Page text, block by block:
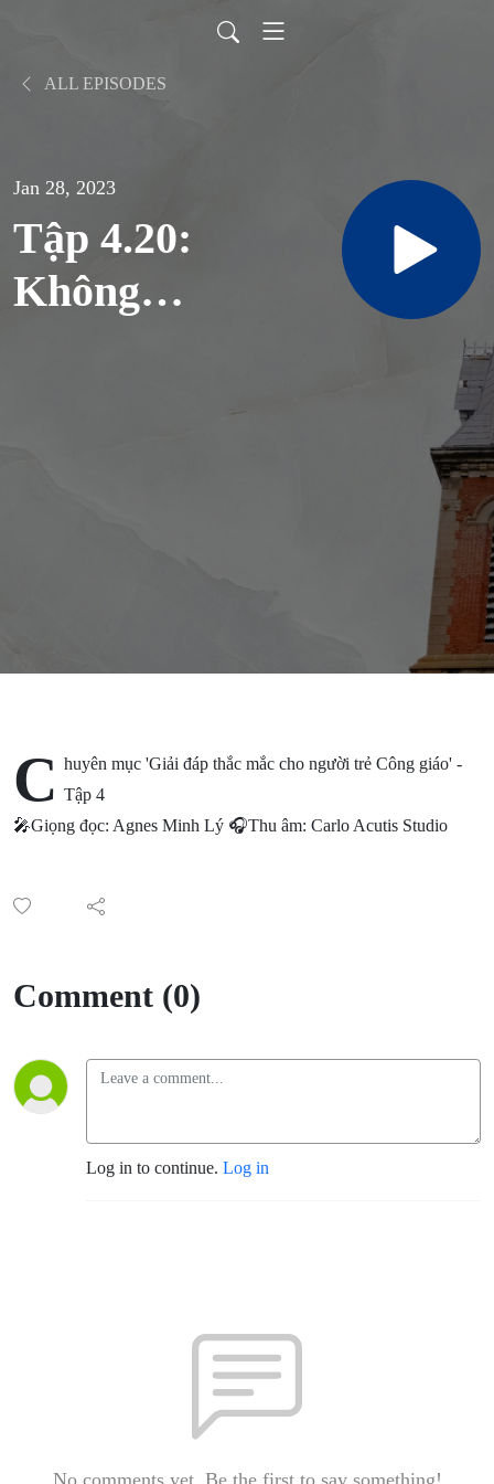
ALL EPISODES
Jan 28, 2023
Tập 4.20:
Không
C huyên mục 'Giải đáp thắc mắc cho người trẻ Công giáo' -
Tập 4
🎤Giọng đọc: Agnes Minh Lý 🎧Thu âm: Carlo Acutis Studio
Comment (0)
Log in to continue. Log in
No comments yet. Be the first to say something!